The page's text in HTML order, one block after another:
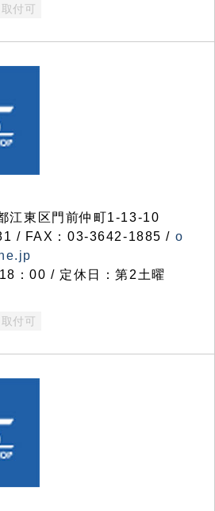
付可
東区門前仲町1-13-10
/ FAX：03-3642-1885 / o
：00 / 定休日：第2土曜
付可